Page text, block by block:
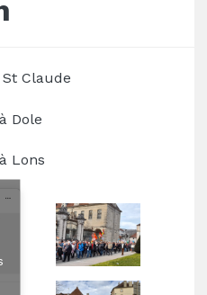
Claude
Dole
Lons